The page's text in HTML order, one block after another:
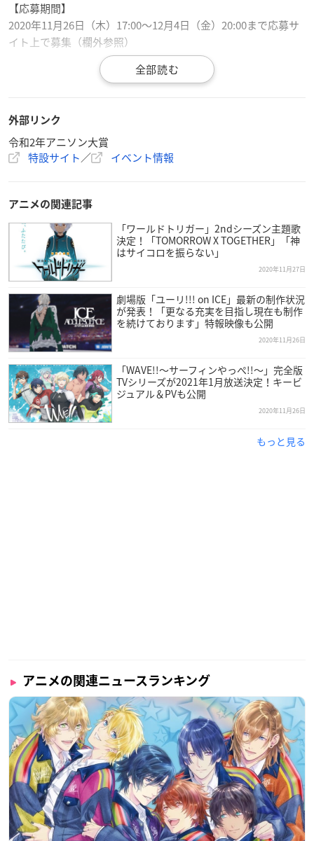
【応募期間】
2020年11月26日（木）17:00～12月4日（金）20:00まで応募サ
イト上で募集（欄外参照）
【エントリー楽曲の条件】
2020年1月1日～12月31日までに発売（CDパッケージ・配信）
※お一人様につき応募は1曲のみ、複数応募は無効とさせて頂
きます。
●楽曲投票は、
から
イベント概要
「令和2年アニソン大賞 ノミネート発表特番～202
0年末SP～」
【開催日】
2020年12月4日（金）
第1部 18:30～20:30 [令和2年アニソン大賞選考会議] ツイキャス
松原正泰(アニメイト)
※敬称略
【配信プラットフォーム】
第1部：第2回令和アニソン大賞 選考会議
視聴チケット：￥1,500
チケットの購入は、コチラから
※アーカイブ配信はございません。
第2部：第2回令和アニソン大賞 ノミネート発表特番
外部リンク
令和2年アニソン大賞
特設サイト／ イベント情報
アニメの関連記事
「ワールドトリガー」2ndシーズン主題歌
決定！「TOMORROW X TOGETHER」「神
はサイコロを振らない」
2020年11月27日
劇場版「ユーリ!!! on ICE」最新の制作状況
が発表！「更なる充実を目指し現在も制作
を続けております」特報映像も公開
2020年11月26日
「WAVE!!〜サーフィンやっぺ!!〜」完全版
TVシリーズが2021年1月放送決定！キービ
ジュアル＆PVも公開
2020年11月26日
もっと見る
アニメの関連ニュースランキング